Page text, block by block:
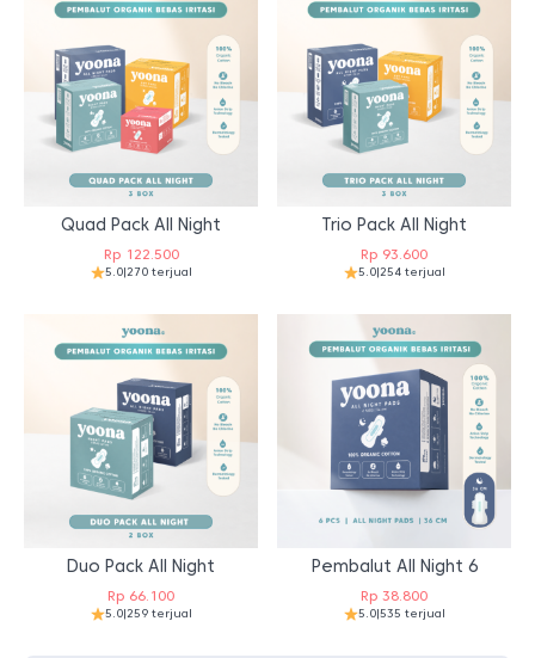
Quad Pack All Night
Rp122.500
5.0|270 terjual
Trio Pack All Night
Rp 93.600
5.0|254 terjual
Duo Pack All Night
Rp 66.100
5.0|259 terjual
Pembalut All Night 6
Rp 38.800
5.0|535 terjual